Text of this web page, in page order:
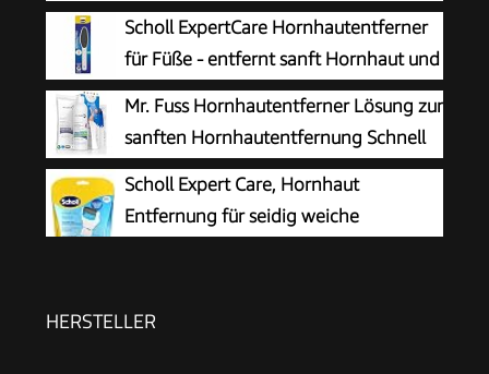
Hornhaut entfernen,
feuchtigkeitsspendende Hornhaut Creme pflegt
sehr trockene Haut mit Urea
Scholl ExpertCare Hornhautentferner
für Füße - entfernt sanft Hornhaut und
raue Haut, mit grober und feiner
Reibefläche, effektive Fußpflege für sofort
weiche Füße, waschbar und wiederverwendbar
Mr. Fuss Hornhautentferner Lösung zur
sanften Hornhautentfernung Schnell
erweichende Lotion 250ml No. 4 im
Plus Pack. Fußpflege Pediküre Set ohne
Schleifen mit Sofort-Effekt.
Scholl Expert Care, Hornhaut
Entfernung für seidig weiche
Meeresmineralien Rolle für präzise Ergebnisse,1
HERSTELLER